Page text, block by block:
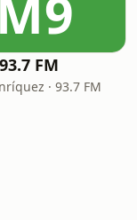
M9
FM
· 93.7 FM